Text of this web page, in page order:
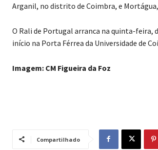
Arganil, no distrito de Coimbra, e
O Rali de Portugal arranca na quinta-feira,
início na Porta Férrea da Universidade de
Imagem: CM Figueira da Foz
Compartilhado